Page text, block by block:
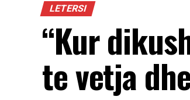
LETERSI
“Kur
te vetja